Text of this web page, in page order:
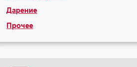
Дарение
Прочее